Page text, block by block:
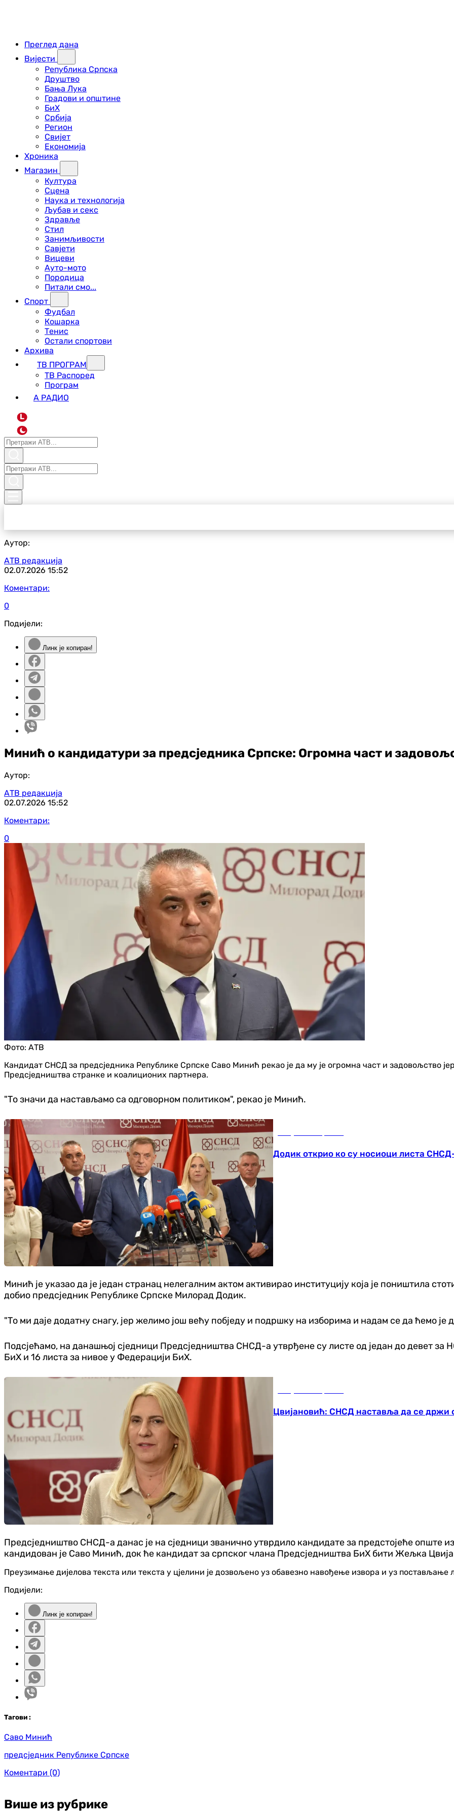
Преглед дана
Вијести
Република Српска
Друштво
Бања Лука
Градови и општине
БиХ
Србија
Регион
Свијет
Економија
Хроника
Магазин
Култура
Сцена
Наука и технологија
Љубав и секс
Здравље
Стил
Занимљивости
Савјети
Вицеви
Ауто-мото
Породица
Питали смо...
Спорт
Фудбал
Кошарка
Тенис
Остали спортови
Архива
ТВ ПРОГРАМ
ТВ Распоред
Програм
А РАДИО
L
Аутор:
АТВ редакција
02.07.2026 15:52
Коментари:
0
Подијели:
Линк је копиран!
Минић о кандидатури за предсједника Српске: Огромна част и
Аутор:
АТВ редакција
02.07.2026 15:52
Коментари:
0
Фото: АТВ
Кандидат СНСД за предсједника Републике Српске Саво Минић рекао је да му је огромна част и задовољство
Предсједништва странке и коалиционих партнера.
"То значи да настављамо са одговорном политиком", рекао је Минић.
Додик открио ко су носиоци листа
Минић је указао да је један странац нелегалним актом активирао институцију која је поништила
добио предсједник Републике Српске Милорад Додик.
"То ми даје додатну снагу, јер желимо још већу побједу и подршку на изборима и надам се да ћемо је
Подсјећамо, на данашњој сједници Предсједништва СНСД-а утврђене су листе од један до девет
БиХ и 16 листа за нивое у Федерацији БиХ.
Цвијановић: СНСД наставља да се држи
Предсједништво СНСД-а данас је на сједници званично утврдило кандидате за предстојеће опште
кандидован је Саво Минић, док ће кандидат за српског члана Предсједништва БиХ бити Жељка
Преузимање дијелова текста или текста у цјелини је дозвољено уз обавезно навођење извора и уз
Подијели:
Линк је копиран!
Тагови :
Саво Минић
предсједник Републике Српске
Коментари (0)
Више из рубрике